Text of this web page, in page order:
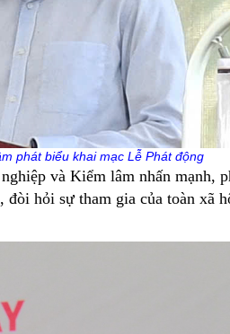
phát biểu khai mạc Lễ Phát động
và Kiểm lâm nhấn mạnh,
đòi hỏi sự tham gia của toàn xã